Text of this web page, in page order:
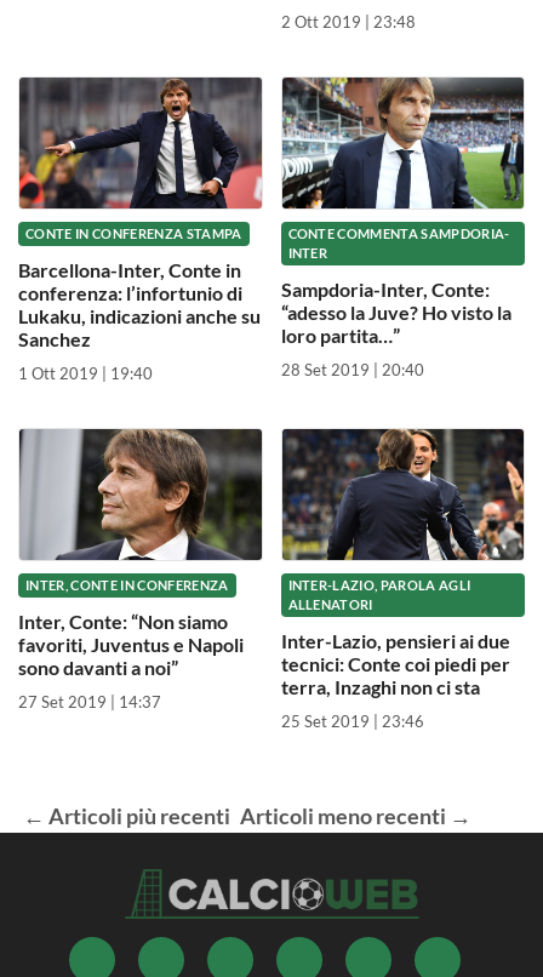
2 Ott 2019 | 23:48
CONTE IN CONFERENZA STAMPA
Barcellona-Inter, Conte in
conferenza: l’infortunio di
Lukaku, indicazioni anche su
Sanchez
1 Ott 2019 | 19:40
CONTE COMMENTA SAMPDORIA-
INTER
Sampdoria-Inter, Conte:
“adesso la Juve? Ho visto la
loro partita…”
28 Set 2019 | 20:40
INTER, CONTE IN CONFERENZA
Inter, Conte: “Non siamo
favoriti, Juventus e Napoli
sono davanti a noi”
27 Set 2019 | 14:37
INTER-LAZIO, PAROLA AGLI
ALLENATORI
Inter-Lazio, pensieri ai due
tecnici: Conte coi piedi per
terra, Inzaghi non ci sta
25 Set 2019 | 23:46
← Articoli più recenti Articoli meno recenti →